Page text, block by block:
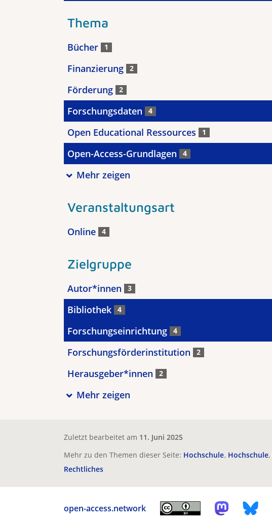
Thema
Bücher 1
Finanzierung 2
Förderung 2
Forschungsdaten 4
Open Educational Ressources 1
Open-Access-Grundlagen 4
Mehr zeigen
Veranstaltungsart
Online 4
Zielgruppe
Autor*innen 3
Bibliothek 4
Forschungseinrichtung 4
Forschungsförderinstitution 2
Herausgeber*innen 2
Mehr zeigen
Zuletzt bearbeitet am 11. Juni 2025
Mehr zu den Themen dieser Seite: Hochschule Hochschule
Rechtliches
open-access.network